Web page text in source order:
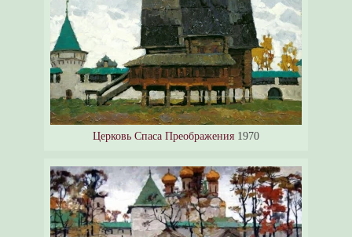
Церковь Спаса Преображения 1970